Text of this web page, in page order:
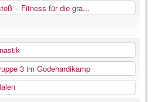
– Fitness für die gra...
3 im Godehardikamp